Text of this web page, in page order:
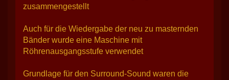
zusammengestellt
Auch für die Wiedergabe der neu zu masternden
Bänder wurde eine Maschine mit
Röhrenausgangsstufe verwendet
Grundlage für den Surround-Sound waren die